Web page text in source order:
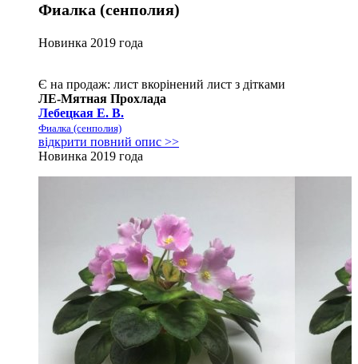
Фиалка (сенполия)
Новинка 2019 года
Є на продаж: лист вкорінений лист з дітками
ЛЕ-Мятная Прохлада
Лебецкая Е. В.
Фиалка (сенполия)
відкрити повний опис >>
Новинка 2019 года